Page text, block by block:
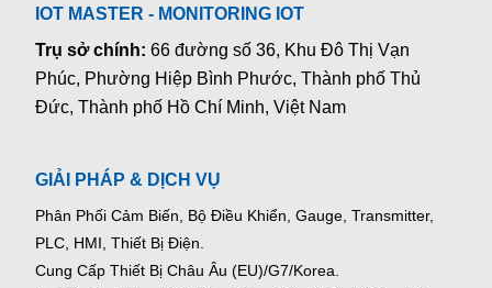
IOT MASTER - MONITORING IOT
Trụ sở chính:66 đường số 36, Khu Đô Thị Vạn
Phúc, Phường Hiệp Bình Phước, Thành phố Thủ
Đức, Thành phố Hồ Chí Minh, Việt Nam
GIẢI PHÁP & DỊCH VỤ
Phân Phối Cảm Biến, Bộ Điều Khiển, Gauge, Transmitter,
PLC, HMI, Thiết Bị Điện.
Cung Cấp Thiết Bị Châu Âu (EU)/G7/Korea.